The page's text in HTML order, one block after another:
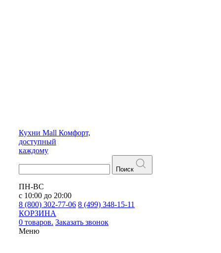
Кухни Mall Комфорт,
доступный
каждому
Поиск
ПН-ВС
с 10:00 до 20:00
8 (800) 302-77-06 8 (499) 348-15-11
КОРЗИНА
0 товаров. Заказать звонок
Меню